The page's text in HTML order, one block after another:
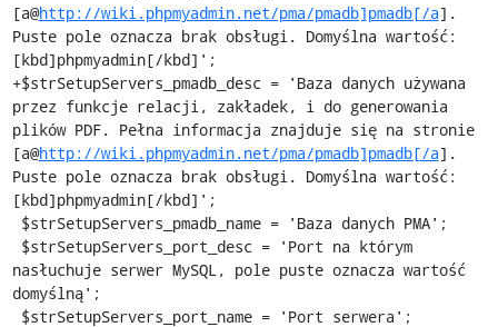
http://wiki.phpmyadmin.net/pma/pmadb]pmadb[/a].
Puste pole oznacza brak obsługi. Domyślna wartość:
[kbd]phpmyadmin[/kbd]';
+$strSetupServers_pmadb_desc = 'Baza danych używana
przez funkcje relacji, zakładek, i do generowania
plików PDF. Pełna informacja znajduje się na stronie
[a@http://wiki.phpmyadmin.net/pma/pmadb]pmadb[/a].
Puste pole oznacza brak obsługi. Domyślna wartość:
[kbd]phpmyadmin[/kbd]';
nasłuchuje serwer MySQL, pole puste oznacza wartość
domyślną';